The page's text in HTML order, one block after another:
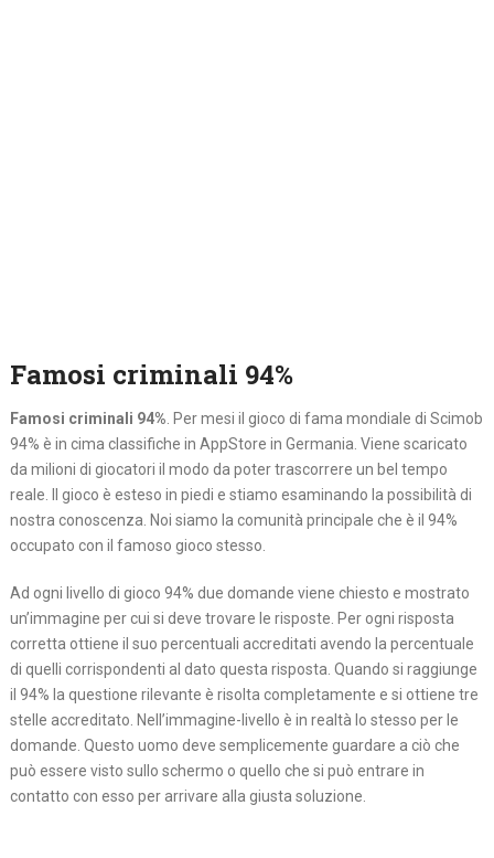
Famosi criminali 94%
Famosi criminali 94%. Per mesi il gioco di fama mondiale di Scimob
94% è in cima classifiche in AppStore in Germania. Viene scaricato
da milioni di giocatori il modo da poter trascorrere un bel tempo
reale. Il gioco è esteso in piedi e stiamo esaminando la possibilità di
nostra conoscenza. Noi siamo la comunità principale che è il 94%
occupato con il famoso gioco stesso.
Ad ogni livello di gioco 94% due domande viene chiesto e mostrato
un’immagine per cui si deve trovare le risposte. Per ogni risposta
corretta ottiene il suo percentuali accreditati avendo la percentuale
di quelli corrispondenti al dato questa risposta. Quando si raggiunge
il 94% la questione rilevante è risolta completamente e si ottiene tre
stelle accreditato. Nell’immagine-livello è in realtà lo stesso per le
domande. Questo uomo deve semplicemente guardare a ciò che
può essere visto sullo schermo o quello che si può entrare in
contatto con esso per arrivare alla giusta soluzione.